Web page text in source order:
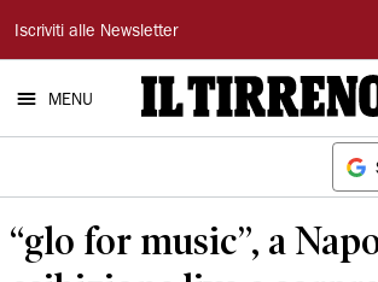
Il
Tirreno
Iscriviti alle Newsletter
MENU
“glo for music”, a